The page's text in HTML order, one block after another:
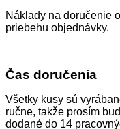
Náklady na doručenie
priebehu objednávky.
Čas doručenia
Všetky kusy sú
ručne, takže prosím
dodané do 14